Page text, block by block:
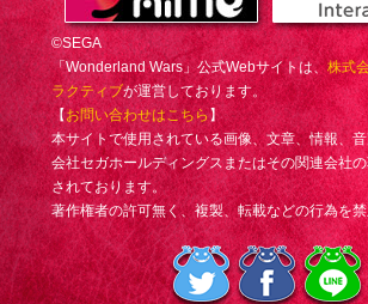
©SEGA
「Wonderland Wars」公式Webサイトは、株式
ラクティブが運営しております。
【お問い合わせはこちら】
本サイトで使用されている画像、文章、情報、
会社セガホールディングスまたはその関連会社
されております。
著作権者の許可無く、複製、転載などの行為を